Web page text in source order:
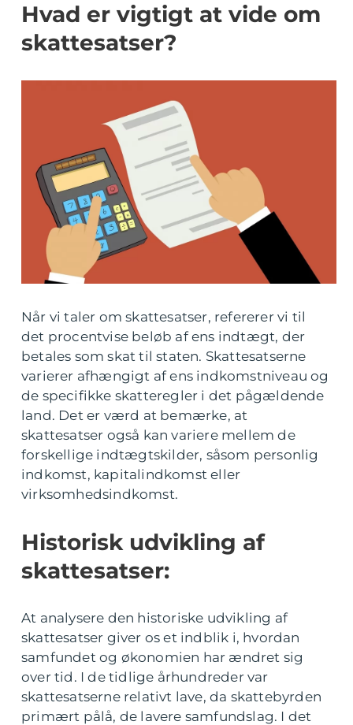
Hvad er vigtigt at vide om
skattesatser?
Når vi taler om skattesatser, refererer vi til
det procentvise beløb af ens indtægt, der
betales som skat til staten. Skattesatserne
varierer afhængigt af ens indkomstniveau og
de specifikke skatteregler i det pågældende
land. Det er værd at bemærke, at
skattesatser også kan variere mellem de
forskellige indtægtskilder, såsom personlig
indkomst, kapitalindkomst eller
virksomhedsindkomst.
Historisk udvikling af
skattesatser:
At analysere den historiske udvikling af
skattesatser giver os et indblik i, hvordan
samfundet og økonomien har ændret sig
over tid. I de tidlige århundreder var
skattesatserne relativt lave, da skattebyrden
primært pålå, de lavere samfundslag. I det